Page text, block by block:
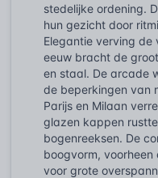
stedelijke ordening.
hun gezicht door
Elegantie verving de
eeuw bracht de
en staal. De arcade
de beperkingen van
Parijs en Milaan
glazen kappen
bogenreeksen. De
boogvorm,
voor grote